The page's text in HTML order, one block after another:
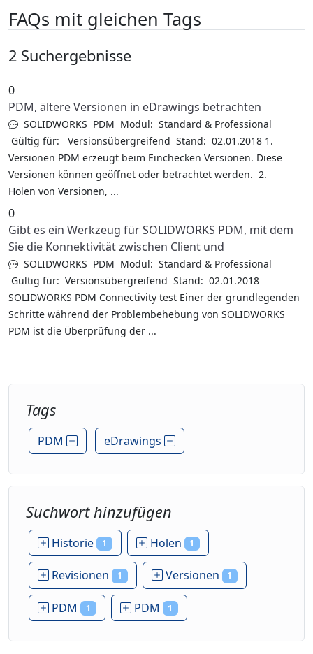
FAQs mit gleichen Tags
2 Suchergebnisse
0
PDM, ältere Versionen in eDrawings betrachten
SOLIDWORKS PDM Modul: Standard & Professional
Gültig für: Versionsübergreifend Stand: 02.01.2018 1.
Versionen PDM erzeugt beim Einchecken Versionen. Diese
Versionen können geöffnet oder betrachtet werden. 2.
Holen von Versionen, ...
0
Gibt es ein Werkzeug für SOLIDWORKS PDM, mit dem
Sie die Konnektivität zwischen Client und
SOLIDWORKS PDM Modul: Standard & Professional
Gültig für: Versionsübergreifend Stand: 02.01.2018
SOLIDWORKS PDM Connectivity test Einer der grundlegenden
Schritte während der Problembehebung von SOLIDWORKS
PDM ist die Überprüfung der ...
Tags
PDM eDrawings
Suchwort hinzufügen
Historie 1 Holen 1
Revisionen 1 Versionen 1
PDM 1 PDM 1